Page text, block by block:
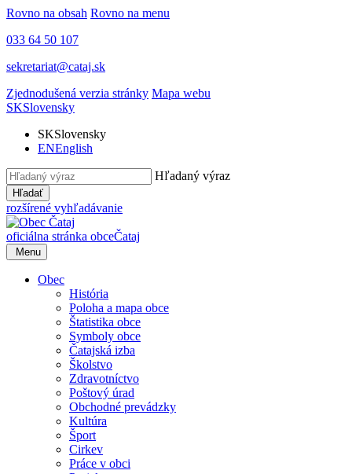
Rovno na obsah Rovno na menu
033 64 50 107
sekretariat@cataj.sk
Zjednodušená verzia stránky Mapa webu
SKSlovensky
SKSlovensky
ENEnglish
Hľadaný výraz
Hľadať
rozšírené vyhľadávanie
oficiálna stránka obceČataj
Menu
Obec
História
Poloha a mapa obce
Štatistika obce
Symboly obce
Čatajská izba
Školstvo
Zdravotníctvo
Poštový úrad
Obchodné prevádzky
Kultúra
Šport
Cirkev
Práce v obci